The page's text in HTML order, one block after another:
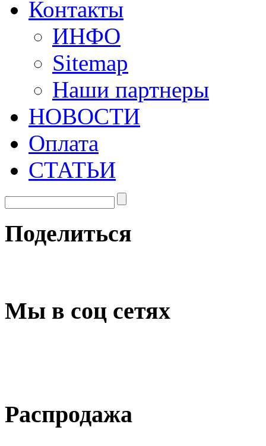
Контакты
ИНФО
Sitemap
Наши партнеры
НОВОСТИ
Оплата
СТАТЬИ
Поделиться
Мы в соц сетях
Распродажа